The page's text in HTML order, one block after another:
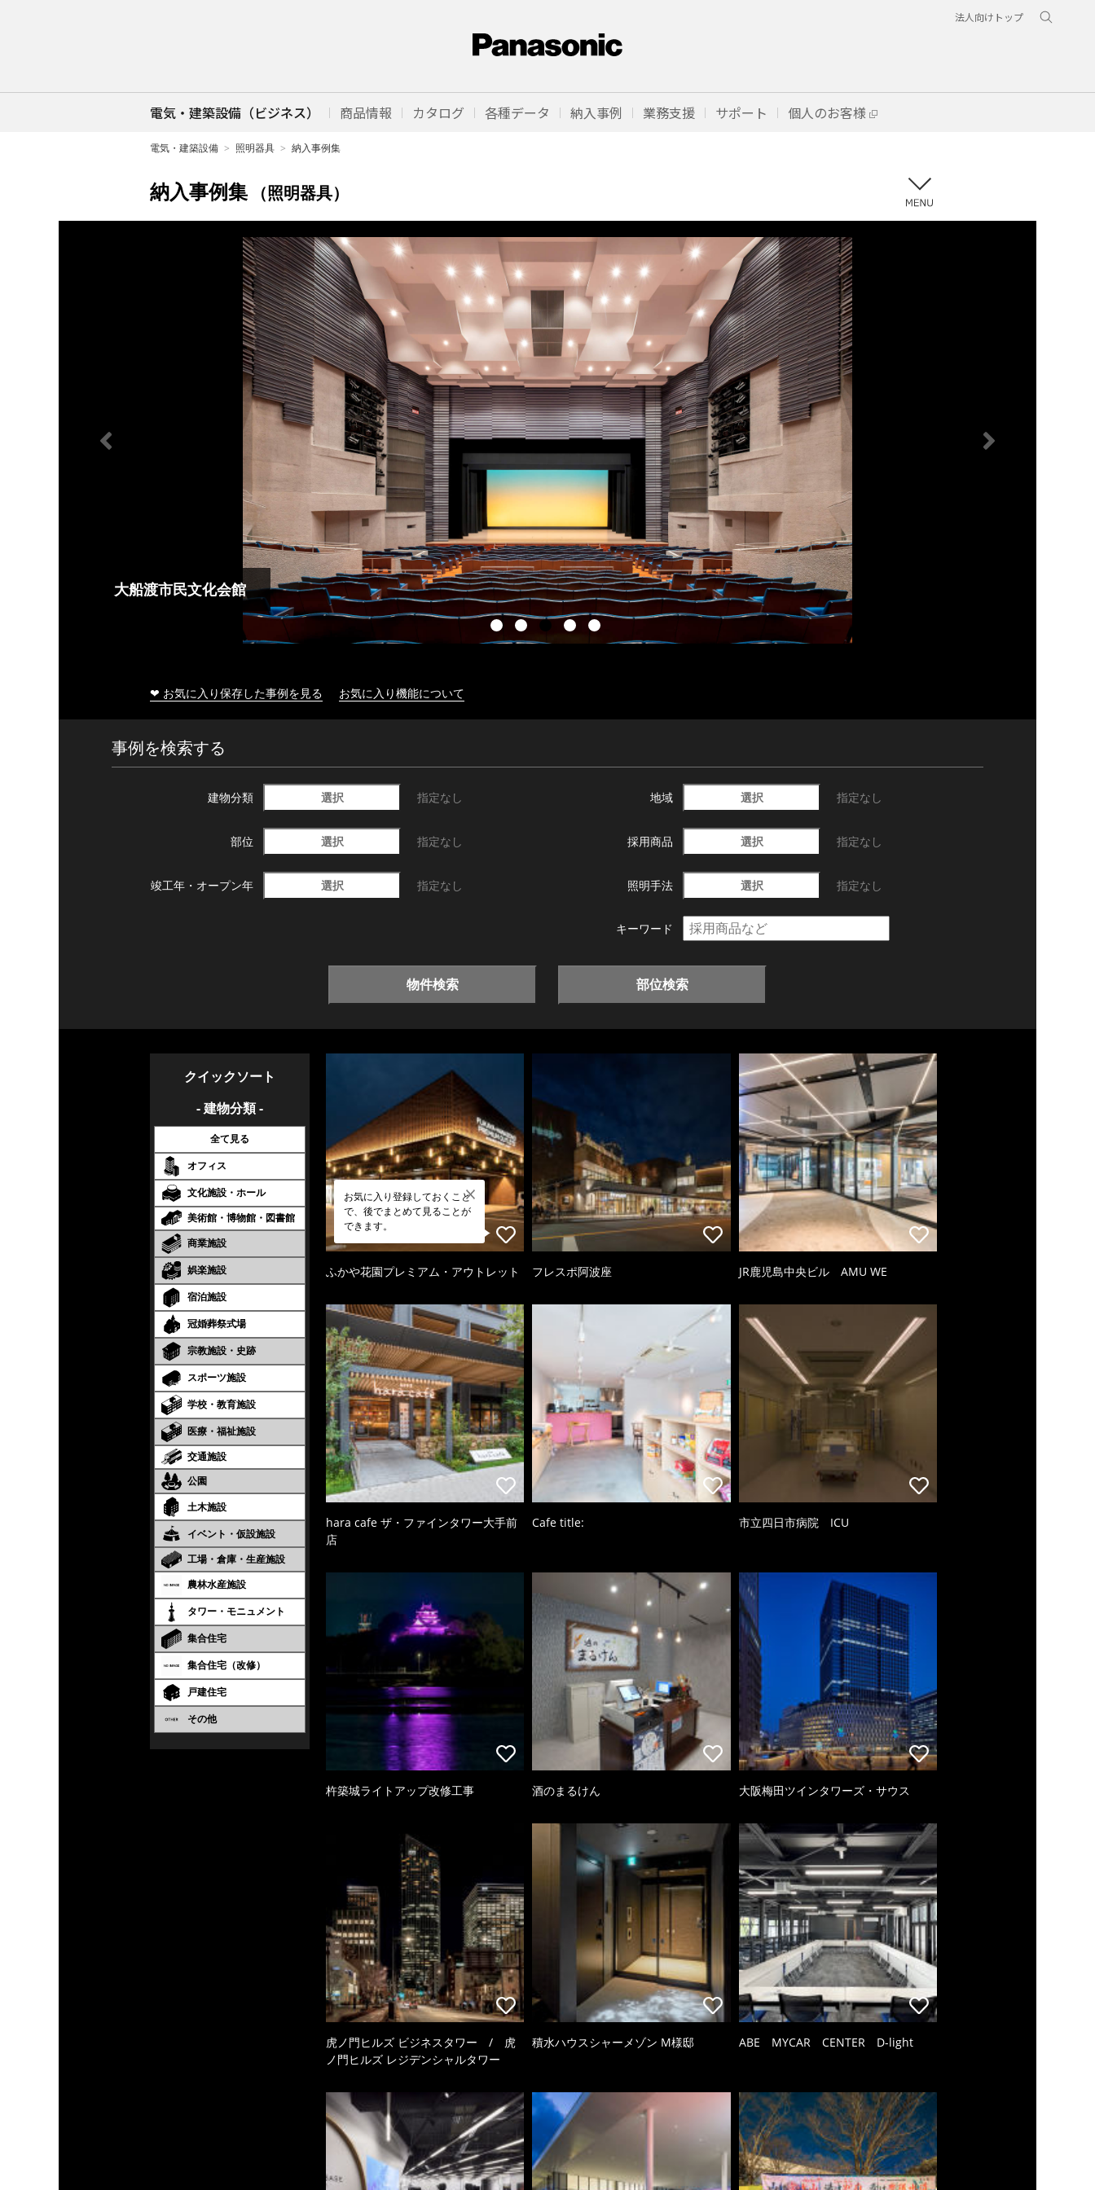
法人向けトップ
電気・建築設備（ビジネス） 商品情報 カタログ 各種データ 納入事例 業務支援 サポート 個人のお客様
電気・建築設備 照明器具 納入事例集
納入事例集 （照明器具）
大船渡市民文化会館
❤ お気に入り保存した事例を見る お気に入り機能について
事例を検索する
建物分類 選択 指定なし 地域 選択 指定なし
部位 選択 指定なし 採用商品 選択 指定なし
竣工年・ オープン年 選択 指定なし 照明手法 選択 指定なし
キーワード
物件検索 部位検索
クイックソート
- 建物分類 -
全て見る
オフィス
文化施設・ホール
美術館・博物館・図書館
商業施設
娯楽施設
宿泊施設
冠婚葬祭式場
宗教施設・史跡
スポーツ施設
学校・教育施設
医療・福祉施設
交通施設
公園
土木施設
イベント・仮設施設
工場・倉庫・生産施設
農林水産施設
タワー・モニュメント
集合住宅
集合住宅（改修）
戸建住宅
その他
お気に入り登録しておくこと
で、後でまとめて見ることが
できます。
ふかや花園プレミアム・アウトレット フレスポ阿波座 JR鹿児島中央ビル AMU WE
hara cafe ザ・ファインタワー大手前
店
Cafe title: 市立四日市病院 ICU
杵築城ライトアップ改修工事 酒のまるけん 大阪梅田ツインタワーズ・サウス
虎ノ門ヒルズ ビジネスタワー / 虎
ノ門ヒルズ レジデンシャルタワー
積水ハウスシャーメゾン M様邸 ABE MYCAR CENTER D-light